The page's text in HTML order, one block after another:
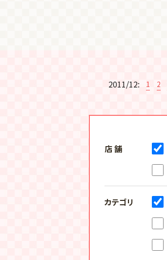
2011/12: 1 2
店 舗
カテゴリ